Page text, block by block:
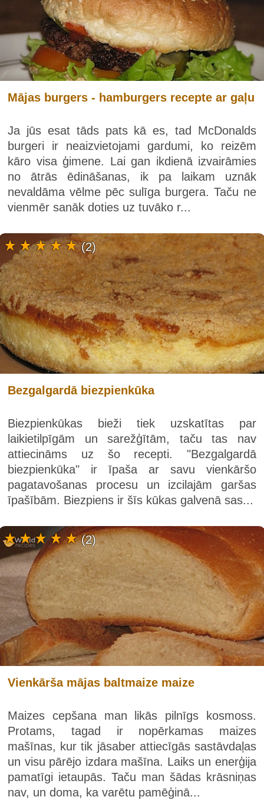
Mājas burgers - hamburgers recepte ar gaļu
Ja jūs esat tāds pats kā es, tad McDonalds
burgeri ir neaizvietojami gardumi, ko reizēm
kāro visa ģimene. Lai gan ikdienā izvairāmies
no ātrās ēdināšanas, ik pa laikam uznāk
nevaldāma vēlme pēc sulīga burgera. Taču ne
vienmēr sanāk doties uz tuvāko r...
Bezgalgardā biezpienkūka
Biezpienkūkas bieži tiek uzskatītas par
laikietilpīgām un sarežģītām, taču tas nav
attiecināms uz šo recepti. "Bezgalgardā
biezpienkūka" ir īpaša ar savu vienkāršo
pagatavošanas procesu un izcilajām garšas
īpašībām. Biezpiens ir šīs kūkas galvenā sas...
(2)
Vienkārša mājas baltmaize maize
Maizes cepšana man likās pilnīgs kosmoss.
Protams, tagad ir nopērkamas maizes
mašīnas, kur tik jāsaber attiecīgās sastāvdaļas
un visu pārējo izdara mašīna. Laiks un enerģija
pamatīgi ietaupās. Taču man šādas krāsniņas
nav, un doma, ka varētu pamēģinā...
(2)